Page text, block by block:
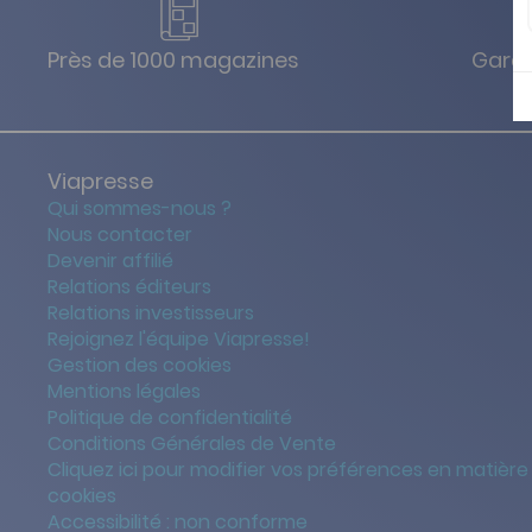
Près de 1000 magazines
Viapresse
Qui sommes-nous ?
Nous contacter
Devenir affilié
Relations éditeurs
Relations investisseurs
Rejoignez l'équipe Viapresse!
Gestion des cookies
Mentions légales
Politique de confidentialité
Conditions Générales de Vente
Cliquez ici pour modifier vos préférences en
cookies
Accessibilité : non conforme